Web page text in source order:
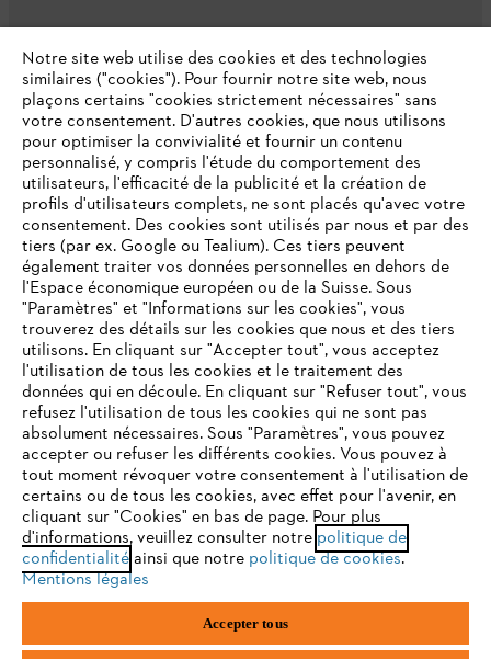
L'Entreprise
Questions fréquentes
Service
Politique de protection des données
Mentions légales Cookies
Informations juridiques
STIHL VERTRIEBS AG, 8617 Mönchaltorf
VOTRE NAVIGATEUR INTERNET
N'EST PLUS PRIS EN CHARGE
Vous utilisez un navigateur Internet que nous ne prenons plus
en charge, et certaines fonctionnalités de notre site ne
peuvent fonctionner correctement. Pour une utilisation
optimale de notre site, nous vous recommandons de passer à
l'un des navigateurs suivants :
firefox chrome
Notre site web utilise des cookies et des technologies
similaires ("cookies"). Pour fournir notre site web, nous
plaçons certains "cookies strictement nécessaires" sans
votre consentement. D'autres cookies, que nous utilisons
pour optimiser la convivialité et fournir un contenu
personnalisé, y compris l'étude du comportement des
utilisateurs, l'efficacité de la publicité et la création de
profils d'utilisateurs complets, ne sont placés qu'avec votre
consentement. Des cookies sont utilisés par nous et par des
tiers (par ex. Google ou Tealium). Ces tiers peuvent
également traiter vos données personnelles en dehors de
l'Espace économique européen ou de la Suisse. Sous
"Paramètres" et "Informations sur les cookies", vous
trouverez des détails sur les cookies que nous et des tiers
utilisons. En cliquant sur "Accepter tout", vous acceptez
l'utilisation de tous les cookies et le traitement des
données qui en découle. En cliquant sur "Refuser tout", vous
refusez l'utilisation de tous les cookies qui ne sont pas
absolument nécessaires. Sous "Paramètres", vous pouvez
accepter ou refuser les différents cookies. Vous pouvez à
tout moment révoquer votre consentement à l'utilisation de
certains ou de tous les cookies, avec effet pour l'avenir, en
cliquant sur "Cookies" en bas de page. Pour plus
d'informations, veuillez consulter notre politique de
confidentialitéainsi que notre politique de cookies.
Mentions légales
Accepter tous